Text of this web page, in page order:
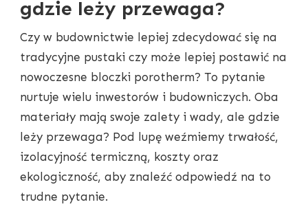
gdzie leży przewaga?
Czy w budownictwie lepiej zdecydować się na
tradycyjne pustaki czy może lepiej postawić na
nowoczesne bloczki porotherm? To pytanie
nurtuje wielu inwestorów i budowniczych. Oba
materiały mają swoje zalety i wady, ale gdzie
leży przewaga? Pod lupę weźmiemy trwałość,
izolacyjność termiczną, koszty oraz
ekologiczność, aby znaleźć odpowiedź na to
trudne pytanie.